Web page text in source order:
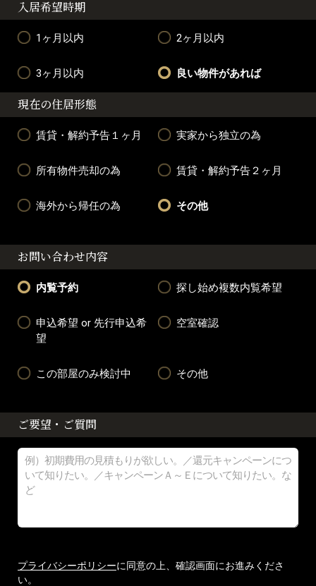
入居希望時期
1ヶ月以内 2ヶ月以内
3ヶ月以内 良い物件があれば
現在の住居形態
賃貸・解約予告１ヶ月 実家から独立の為
所有物件売却の為 賃貸・解約予告２ヶ月
海外から帰任の為 その他
お問い合わせ内容
内覧予約 探し始め複数内覧希望
申込希望 or 先行申込希
望
空室確認
この部屋のみ検討中 その他
ご要望・ご質問
プライバシーポリシーに同意の上、確認画面にお進みくださ
い。